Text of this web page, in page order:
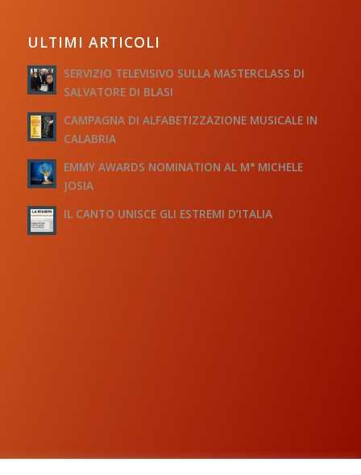
ULTIMI ARTICOLI
SERVIZIO TELEVISIVO SULLA MASTERCLASS DI
SALVATORE DI BLASI
CAMPAGNA DI ALFABETIZZAZIONE MUSICALE IN
CALABRIA
EMMY AWARDS NOMINATION AL M° MICHELE
JOSIA
IL CANTO UNISCE GLI ESTREMI D’ITALIA